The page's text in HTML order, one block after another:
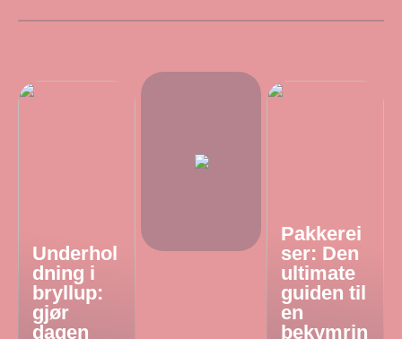
Underhol
dning i
bryllup:
gjør
dagen
Pakkerei
ser: Den
ultimate
guiden til
en
bekymrin